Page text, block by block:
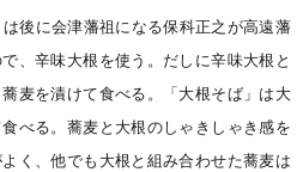
後に会津藩祖になる保科正之が高遠藩
、辛味大根を使う。だしに辛味大根と
麦を漬けて食べる。「大根そば」は大
べる。蕎麦と大根のしゃきしゃき感を
く、他でも大根と組み合わせた蕎麦は